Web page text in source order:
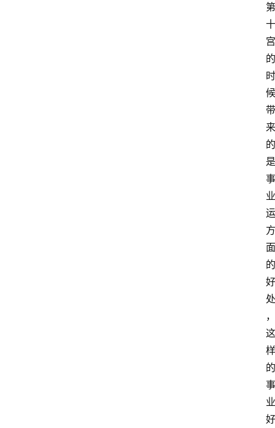
第
十
宫
的
时
候
带
来
的
是
事
业
运
方
面
的
好
处
，
这
样
的
事
业
好